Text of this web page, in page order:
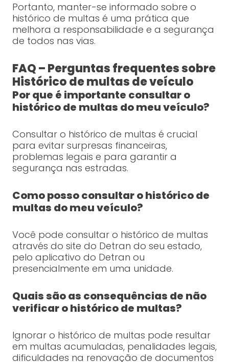
Portanto, manter-se informado sobre o
histórico de multas é uma prática que
melhora a responsabilidade e a segurança
de todos nas vias.
FAQ – Perguntas frequentes sobre
Histórico de multas de veículo
Por que é importante consultar o
histórico de multas do meu veículo?
Consultar o histórico de multas é crucial
para evitar surpresas financeiras,
problemas legais e para garantir a
segurança nas estradas.
Como posso consultar o histórico de
multas do meu veículo?
Você pode consultar o histórico de multas
através do site do Detran do seu estado,
pelo aplicativo do Detran ou
presencialmente em uma unidade.
Quais são as consequências de não
verificar o histórico de multas?
Ignorar o histórico de multas pode resultar
em multas acumuladas, penalidades legais,
dificuldades na renovação de documentos